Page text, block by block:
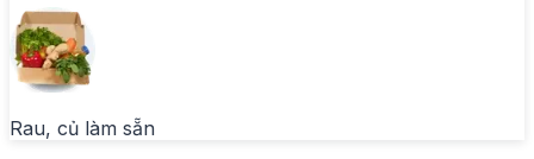
Rau, củ làm sẵn